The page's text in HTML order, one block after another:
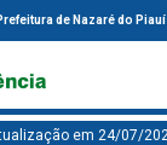
de Nazaré do Piauí
em 24/07/